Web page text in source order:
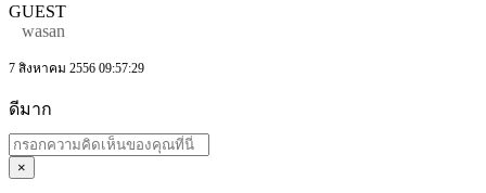
GUEST
wasan
7 สิงหาคม 2556 09:57:29
ดีมาก
×